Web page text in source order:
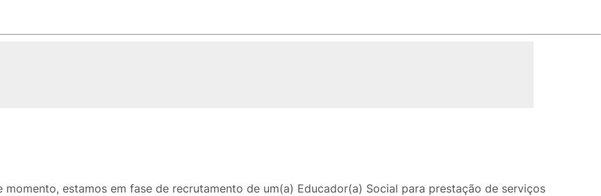
momento, estamos em fase de recrutamento de um(a) Educador(a) Social para prestação de serviços